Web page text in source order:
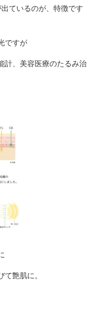
ているのが、特徴です
ですが
計、美容医療のたるみ治
て艶肌に。